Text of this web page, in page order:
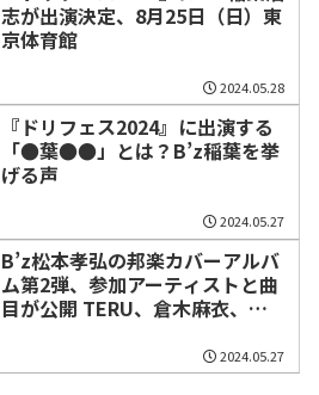
志が出演決定、8月25日（日）東
京体育館
2024.05.28
『ドリフェス2024』に出演する
「●葉●●」とは？B’z稲葉を挙
げる声
2024.05.27
B’z松本孝弘の邦楽カバーアルバ
ム第2弾、参加アーティストと曲
目が公開 TERU、倉木麻衣、
2024.05.27